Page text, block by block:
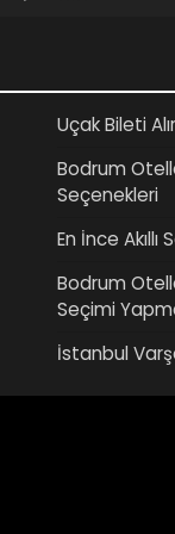
Uçak Bileti
Bodrum
Seçenekleri
En İnce Akıllı
Bodrum
Seçimi
İstanbul